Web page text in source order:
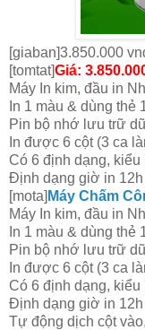
[giaban]3.850.000
[tomtat]Giá:
Máy In kim, đầu in
In 1 màu & dùng thẻ
Pin bộ nhớ lưu trữ
In được 6 cột (3 ca
Có 6 định dạng, kiểu
Định dạng giờ in 12h
[mota] Máy Chấm
Máy In kim, đầu in
In 1 màu & dùng thẻ
Pin bộ nhớ lưu trữ
In được 6 cột (3 ca
Có 6 định dạng, kiểu
Định dạng giờ in 12h
Tự động dịch cột